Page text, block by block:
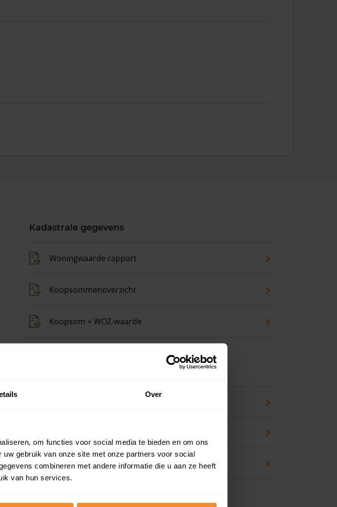
Over
om functies voor social media te bieden en om ons
gebruik van onze site met onze partners voor social
combineren met andere informatie die u aan ze heeft
van hun services.
Kadastrale gegevens
Woningwaarde rapport
Koopsommenoverzicht
Koopsom + WOZ-waarde
Slim bieden in 3 stappen